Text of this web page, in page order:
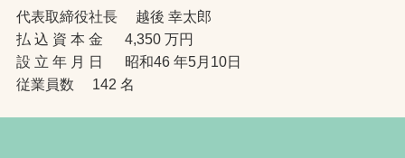
代表取締役社長 越後 幸太郎
払 込 資 本 金 4,350 万円
設 立 年 月 日 昭和46 年5月10日
従業員数 142 名